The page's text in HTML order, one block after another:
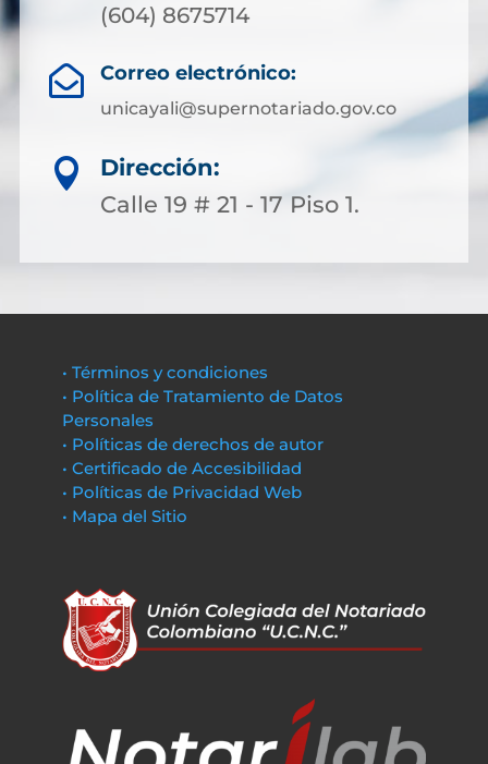
(604) 8675714
 Correo electrónico:
unicayali@supernotariado.gov.co

Dirección:
Calle 19 # 21 - 17 Piso 1.
• Términos y condiciones
• Política de Tratamiento de Datos
Personales
• Políticas de derechos de autor
• Certificado de Accesibilidad
• Políticas de Privacidad Web
• Mapa del Sitio